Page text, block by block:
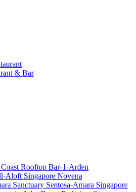
& Bar
Rooftop Bar-1-Arden
Aloft Singapore Novena
Sanctuary Sentosa-Amara Singapore